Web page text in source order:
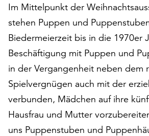
Sie
auf
„Alle
akzeptieren“,
um
alle
Cookies
zu
akzeptieren.
Sie
können
Im Mittelpunkt der
stehen Puppen und
Biedermeierzeit bis in die 1970er
Beschäftigung mit Puppen und
in der Vergangenheit neben dem
Spielvergnügen auch mit der
verbunden, Mädchen auf ihre
Hausfrau und Mutter
uns Puppenstuben und